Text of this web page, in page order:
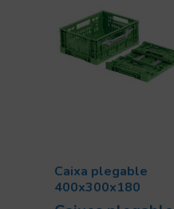
Caixa plegable
400x300x180